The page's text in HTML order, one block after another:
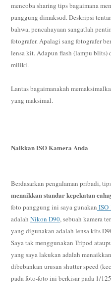
mencoba sharing tips bagaimana
panggung dimaksud. Deskripsi
bahwa, pencahayaan sangatlah
fotografer. Apalagi sang fotografer
lensa kit. Adapun flash (lampu blits)
miliki.
Lantas bagaimanakah
yang maksimal.
Naikkan ISO Kamera Anda
Berdasarkan pengalaman pribadi,
menaikkan standar kepekatan
foto panggung ini saya gunakan ISO
adalah Nikon D90, sebuah kamera
yang digunakan adalah lensa kits
Saya tak menggunakan Tripod
yang saya lakukan adalah
dibebankan urusan shutter speed
pada foto-foto ini berkisar pada 1/